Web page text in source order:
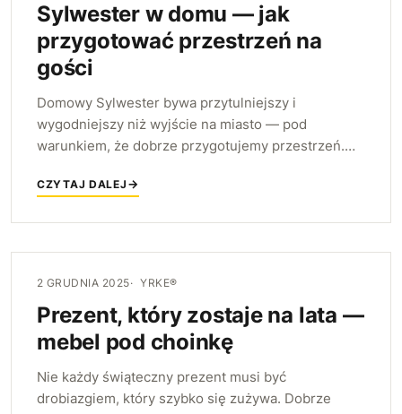
Sylwester w domu — jak
przygotować przestrzeń na
gości
Domowy Sylwester bywa przytulniejszy i
wygodniejszy niż wyjście na miasto — pod
warunkiem, że dobrze przygotujemy przestrzeń.
by goście czuli się swobodnie przez całą noc.
CZYTAJ DALEJ
2 GRUDNIA 2025 YRKE®
Prezent, który zostaje na lata —
mebel pod choinkę
Nie każdy świąteczny prezent musi być
drobiazgiem, który szybko się zużywa. Dobrze